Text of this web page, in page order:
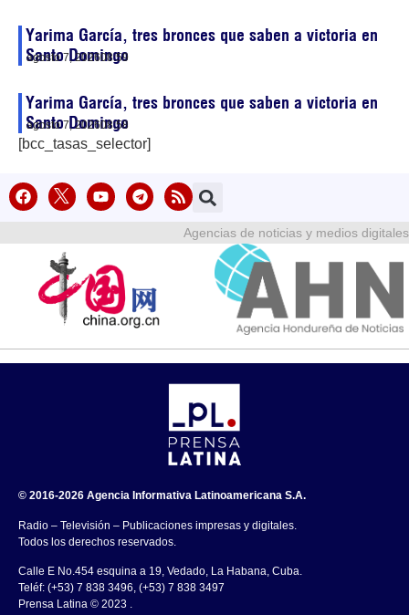
Yarima García, tres bronces que saben a victoria en
Santo Domingo
agosto 7, 202608:59
Yarima García, tres bronces que saben a victoria en
Santo Domingo
agosto 7, 202608:58
[bcc_tasas_selector]
Agencias de noticias y medios digitales
© 2016-2026 Agencia Informativa Latinoamericana S.A.
Radio – Televisión – Publicaciones impresas y digitales.
Todos los derechos reservados.
Calle E No.454 esquina a 19, Vedado, La Habana, Cuba.
Teléf: (+53) 7 838 3496, (+53) 7 838 3497
Prensa Latina © 2023 .